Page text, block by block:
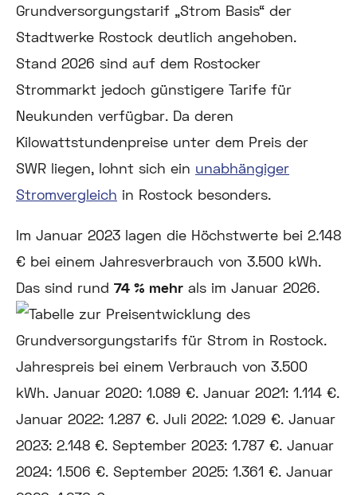
Grundversorgungstarif „Strom Basis“ der
Stadtwerke Rostock deutlich angehoben.
Stand 2026 sind auf dem Rostocker
Strommarkt jedoch günstigere Tarife für
Neukunden verfügbar. Da deren
Kilowattstundenpreise unter dem Preis der
SWR liegen, lohnt sich ein unabhängiger
Stromvergleich in Rostock besonders.
Im Januar 2023 lagen die Höchstwerte bei 2.148
€ bei einem Jahresverbrauch von 3.500 kWh.
Das sind rund 74 % mehr als im Januar 2026.